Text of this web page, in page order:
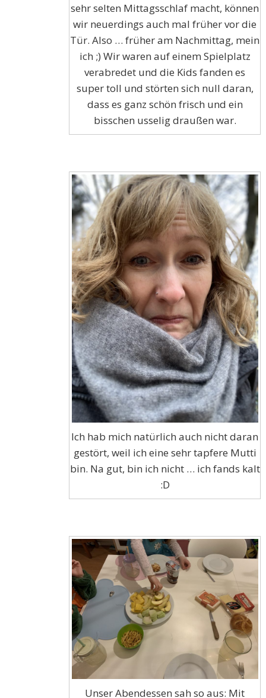
sehr selten Mittagsschlaf macht, können
wir neuerdings auch mal früher vor die
Tür. Also … früher am Nachmittag, mein
ich ;) Wir waren auf einem Spielplatz
verabredet und die Kids fanden es
super toll und störten sich null daran,
dass es ganz schön frisch und ein
bisschen usselig draußen war.
Ich hab mich natürlich auch nicht daran
gestört, weil ich eine sehr tapfere Mutti
bin. Na gut, bin ich nicht … ich fands kalt
:D
Unser Abendessen sah so aus: Mit